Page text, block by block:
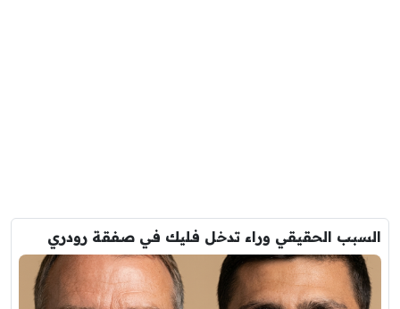
السبب الحقيقي وراء تدخل فليك في صفقة رودري